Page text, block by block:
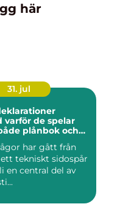
här
31. jul
plånbok och
har gått från
tekniskt sidospår
en central del av